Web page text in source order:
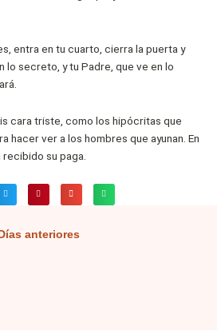
entra en tu cuarto, cierra la puerta y
lo secreto, y tu Padre, que ve en lo
cara triste, como los hipócritas que
hacer ver a los hombres que ayunan. En
su paga.
anteriores